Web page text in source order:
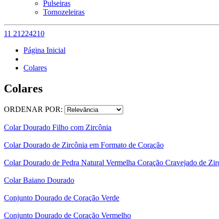
Pulseiras
Tornozeleiras
11 21224210
Página Inicial
Colares
Colares
ORDENAR POR:
Colar Dourado Filho com Zircônia
Colar Dourado de Zircônia em Formato de Coração
Colar Dourado de Pedra Natural Vermelha Coração Cravejado de
Colar Baiano Dourado
Conjunto Dourado de Coração Verde
Conjunto Dourado de Coração Vermelho